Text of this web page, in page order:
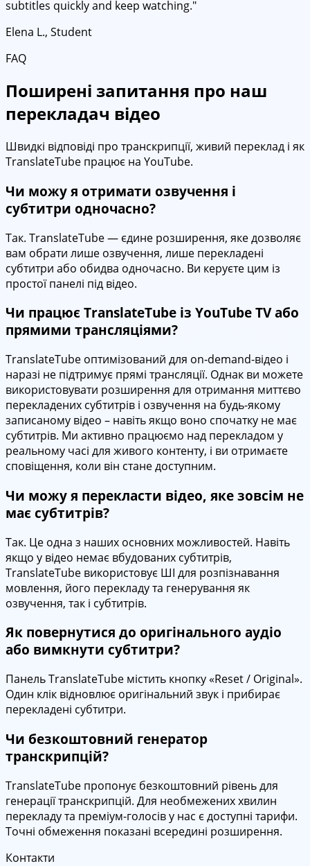
subtitles quickly and keep watching."
Elena L., Student
FAQ
Поширені запитання про наш
перекладач відео
Швидкі відповіді про транскрипції, живий переклад і як
TranslateTube працює на YouTube.
Чи можу я отримати озвучення і
субтитри одночасно?
Так. TranslateTube — єдине розширення, яке дозволяє
вам обрати лише озвучення, лише перекладені
субтитри або обидва одночасно. Ви керуєте цим із
простої панелі під відео.
Чи працює TranslateTube із YouTube TV або
прямими трансляціями?
TranslateTube оптимізований для on‑demand-відео і
наразі не підтримує прямі трансляції. Однак ви можете
використовувати розширення для отримання миттєво
перекладених субтитрів і озвучення на будь-якому
записаному відео – навіть якщо воно спочатку не має
субтитрів. Ми активно працюємо над перекладом у
реальному часі для живого контенту, і ви отримаєте
сповіщення, коли він стане доступним.
Чи можу я перекласти відео, яке зовсім не
має субтитрів?
Так. Це одна з наших основних можливостей. Навіть
якщо у відео немає вбудованих субтитрів,
TranslateTube використовує ШІ для розпізнавання
мовлення, його перекладу та генерування як
озвучення, так і субтитрів.
Як повернутися до оригінального аудіо
або вимкнути субтитри?
Панель TranslateTube містить кнопку «Reset / Original».
Один клік відновлює оригінальний звук і прибирає
перекладені субтитри.
Чи безкоштовний генератор
транскрипцій?
TranslateTube пропонує безкоштовний рівень для
генерації транскрипцій. Для необмежених хвилин
перекладу та преміум-голосів у нас є доступні тарифи.
Точні обмеження показані всередині розширення.
Контакти